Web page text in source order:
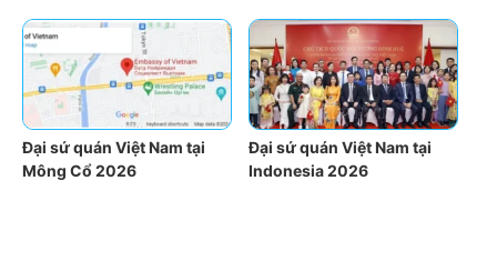
Đại sứ quán Việt Nam tại
Mông Cổ 2026
Đại sứ quán Việt Nam tại
Indonesia 2026